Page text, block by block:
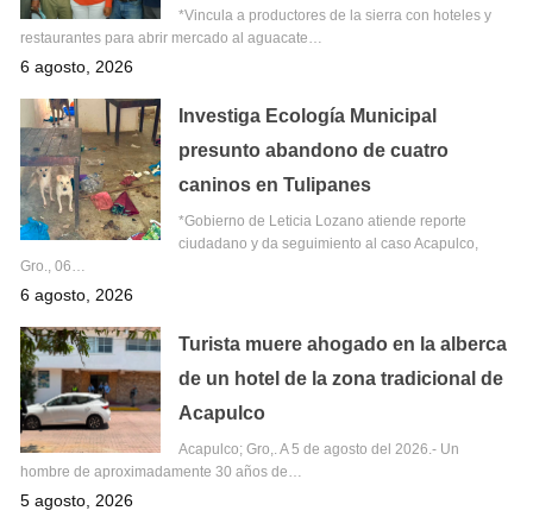
*Vincula a productores de la sierra con hoteles y
restaurantes para abrir mercado al aguacate…
6 agosto, 2026
Investiga Ecología Municipal
presunto abandono de cuatro
caninos en Tulipanes
*Gobierno de Leticia Lozano atiende reporte
ciudadano y da seguimiento al caso Acapulco,
Gro., 06…
6 agosto, 2026
Turista muere ahogado en la alberca
de un hotel de la zona tradicional de
Acapulco
Acapulco; Gro,. A 5 de agosto del 2026.- Un
hombre de aproximadamente 30 años de…
5 agosto, 2026